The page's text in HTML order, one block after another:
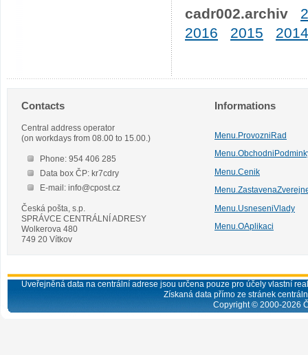
cadr002.archiv
2016
2015 2014
Contacts
Central address operator
(on workdays from 08.00 to 15.00.)
Phone: 954 406 285
Data box ČP: kr7cdry
E-mail: info@cpost.cz
Česká pošta, s.p.
SPRÁVCE CENTRÁLNÍ ADRESY
Wolkerova 480
749 20 Vítkov
Informations
Menu.ProvozniRad
Menu.Cenik
Menu.UsneseniVlady
Menu.OAplikaci
Uveřejněná data na centrální adrese jsou určena pouze pro účely vlastní
Získaná data přímo ze stránek
Copyright © 2000-2026